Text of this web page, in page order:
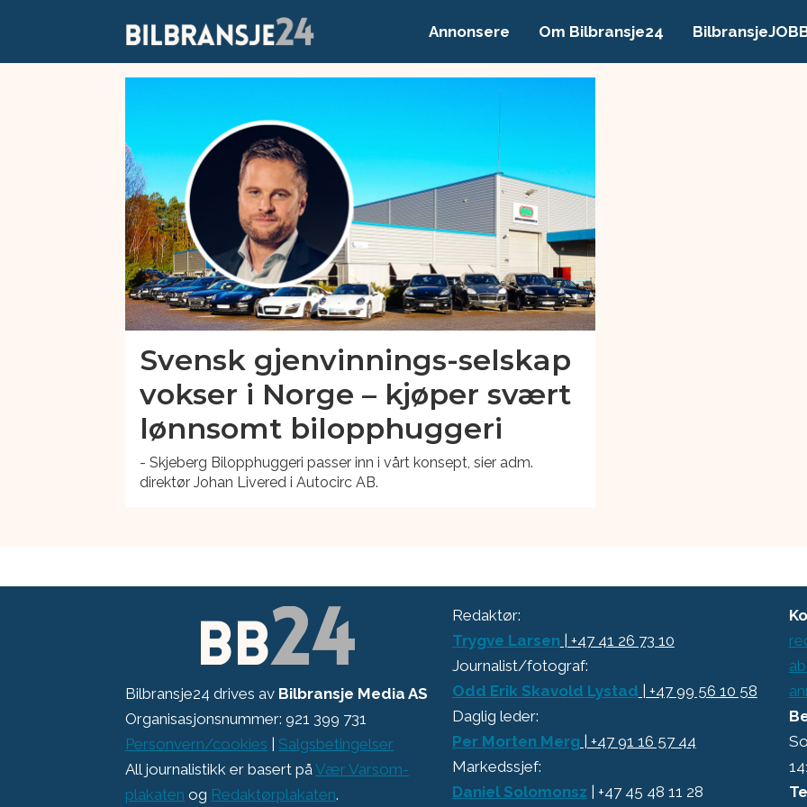
Annonsere Om Bilbransje24
østfold
bildemontering
Svensk gjenvinnings-selskap
vokser i Norge – kjøper svært
lønnsomt bilopphuggeri
- Skjeberg Bilopphuggeri passer inn i vårt konsept, sier adm.
direktør Johan Livered i Autocirc AB.
Bilbransje24 drives av Bilbransje Media AS
Organisasjonsnummer: 921 399 731
Personvern/cookies
Salgsbetingelser
All journalistikk er basert påVær Varsom-
plakaten og Redaktørplakaten.
Redaktør:
Trygve Larsen | +47 41 26 73 10
Journalist/fotograf:
Odd Erik Skavold Lystad | +47 99 56 10 58
Daglig leder:
Per Morten Merg | +47 91 16 57 44
Markedssjef:
Daniel Solomonsz | +47 45 48 11 28